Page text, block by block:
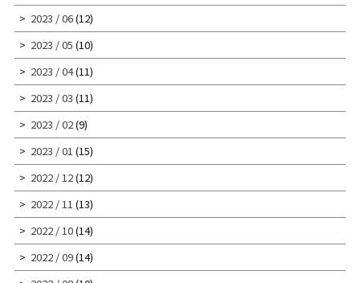
2023 / 06(12)
2023 / 05 (10)
2023 / 04(11)
2023 / 03 (11)
2023 / 02(9)
2023 / 01 (15)
2022 / 12(12)
2022 / 11 (13)
2022 / 10(14)
2022 / 09(14)